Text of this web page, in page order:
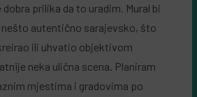
dobra prilika da to uradim. Mural bi
nešto autentično sarajevsko, što
ili uhvatio objektivom
neka ulična scena. Planiram
mjestima i gradovima po